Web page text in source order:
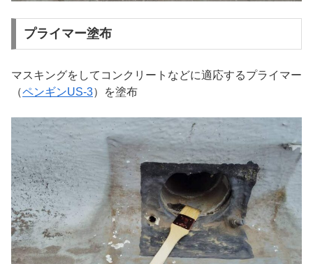
プライマー塗布
マスキングをしてコンクリートなどに適応するプライマー
（ペンギンUS-3）を塗布